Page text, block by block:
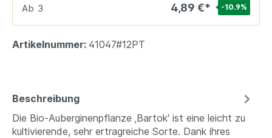
Ab 3 4,89 €* -10.9%
Artikelnummer: 41047#12PT
Beschreibung
Die Bio-Auberginenpflanze ‚Bartok' ist eine leicht zu
kultivierende, sehr ertragreiche Sorte. Dank ihres